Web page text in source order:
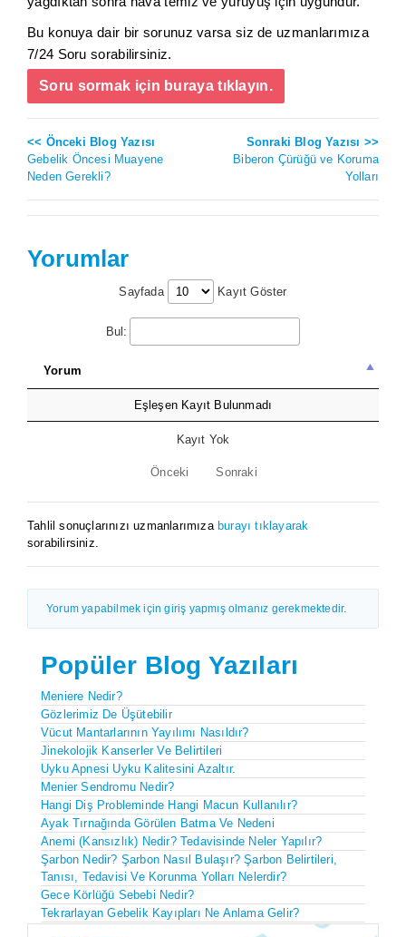
Bu konuya dair bir sorunuz varsa siz de uzmanlarımıza
7/24 Soru sorabilirsiniz.
Soru sormak için buraya tıklayın.
<< Önceki Blog Yazısı
Gebelik Öncesi Muayene
Neden Gerekli?
Sonraki Blog Yazısı >>
Biberon Çürüğü ve Koruma
Yolları
Yorumlar
Sayfada Kayıt Göster
Bul:
Yorum
Eşleşen Kayıt Bulunmadı
Kayıt Yok
Önceki Sonraki
Tahlil sonuçlarınızı uzmanlarımıza burayı tıklayarak
sorabilirsiniz.
Yorum yapabilmek için giriş yapmış olmanız gerekmektedir.
Popüler Blog Yazıları
Meniere Nedir?
Gözlerimiz De Üşütebilir
Vücut Mantarlarının Yayılımı Nasıldır?
Jinekolojik Kanserler Ve Belirtileri
Uyku Apnesi Uyku Kalitesini Azaltır.
Menier Sendromu Nedir?
Hangi Diş Probleminde Hangi Macun Kullanılır?
Ayak Tırnağında Görülen Batma Ve Nedeni
Anemi (Kansızlık) Nedir? Tedavisinde Neler Yapılır?
Şarbon Nedir? Şarbon Nasıl Bulaşır? Şarbon Belirtileri,
Tanısı, Tedavisi Ve Korunma Yolları Nelerdir?
Gece Körlüğü Sebebi Nedir?
Tekrarlayan Gebelik Kayıpları Ne Anlama Gelir?